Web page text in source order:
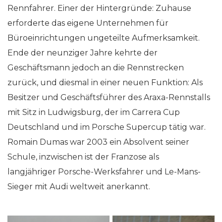
Rennfahrer. Einer der Hintergründe: Zuhause
erforderte das eigene Unternehmen für
Büroeinrichtungen ungeteilte Aufmerksamkeit.
Ende der neunziger Jahre kehrte der
Geschäftsmann jedoch an die Rennstrecken
zurück, und diesmal in einer neuen Funktion: Als
Besitzer und Geschäftsführer des Araxa-Rennstalls
mit Sitz in Ludwigsburg, der im Carrera Cup
Deutschland und im Porsche Supercup tätig war.
Romain Dumas war 2003 ein Absolvent seiner
Schule, inzwischen ist der Franzose als
langjähriger Porsche-Werksfahrer und Le-Mans-
Sieger mit Audi weltweit anerkannt.